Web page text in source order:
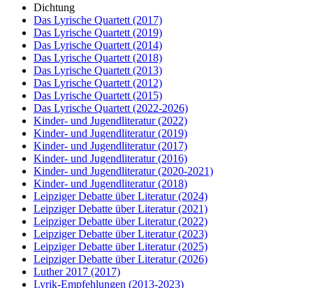
Dichtung
Das Lyrische Quartett (2017)
Das Lyrische Quartett (2019)
Das Lyrische Quartett (2014)
Das Lyrische Quartett (2018)
Das Lyrische Quartett (2013)
Das Lyrische Quartett (2012)
Das Lyrische Quartett (2015)
Das Lyrische Quartett (2022-2026)
Kinder- und Jugendliteratur(2022)
Kinder- und Jugendliteratur(2019)
Kinder- und Jugendliteratur(2017)
Kinder- und Jugendliteratur(2016)
Kinder- und Jugendliteratur(2020-2021)
Kinder- und Jugendliteratur(2018)
Leipziger Debatte über Literatur(2024)
Leipziger Debatte über Literatur(2021)
Leipziger Debatte über Literatur(2022)
Leipziger Debatte über Literatur(2023)
Leipziger Debatte über Literatur(2025)
Leipziger Debatte über Literatur(2026)
Luther 2017 (2017)
Lyrik-Empfehlungen (2013-2023)